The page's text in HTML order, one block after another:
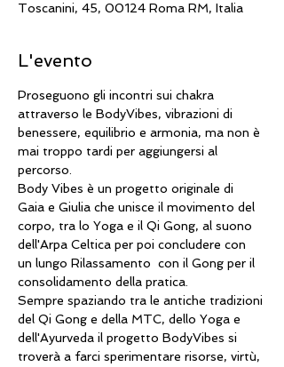
Toscanini, 45, 00124 Roma RM, Italia
L'evento
Proseguono gli incontri sui chakra
attraverso le BodyVibes, vibrazioni di
benessere, equilibrio e armonia, ma non è
mai troppo tardi per aggiungersi al
percorso.
Body Vibes è un progetto originale di
Gaia e Giulia che unisce il movimento del
corpo, tra lo Yoga e il Qi Gong, al suono
dell'Arpa Celtica per poi concludere con
un lungo Rilassamento  con il Gong per il
consolidamento della pratica.
Sempre spaziando tra le antiche tradizioni
del Qi Gong e della MTC, dello Yoga e
dell'Ayurveda il progetto BodyVibes si
troverà a farci sperimentare risorse, virtù,